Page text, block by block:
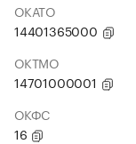
ОКАТО
14401365000
ОКТМО
14701000001
ОКФС
16